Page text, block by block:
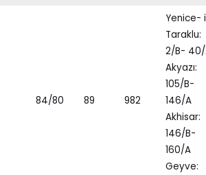
84/80 89 982
Yenice- i
Taraklu:
2/B-
Akyazı:
105/B-
146/A
Akhisar:
146/B-
160/A
Geyve: